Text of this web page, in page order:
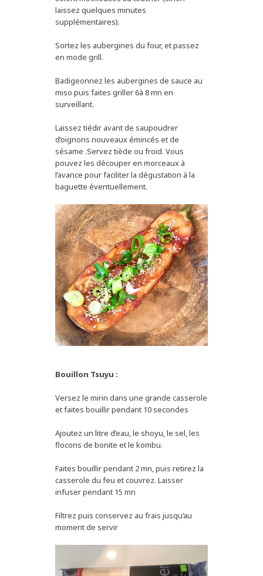
laissez quelques minutes
supplémentaires).
Sortez les aubergines du four, et passez
en mode grill.
Badigeonnez les aubergines de sauce au
miso puis faites griller 6à 8 mn en
surveillant.
Laissez tiédir avant de saupoudrer
d’oignons nouveaux émincés et de
sésame .Servez tiède ou froid. Vous
pouvez les découper en morceaux à
l’avance pour faciliter la dégustation à la
baguette éventuellement.
Bouillon Tsuyu :
Versez le mirin dans une grande casserole
et faites bouillir pendant 10 secondes
Ajoutez un litre d’eau, le shoyu, le sel, les
flocons de bonite et le kombu.
Faites bouillir pendant 2 mn, puis retirez la
casserole du feu et couvrez. Laisser
infuser pendant 15 mn
Filtrez puis conservez au frais jusqu’au
moment de servir